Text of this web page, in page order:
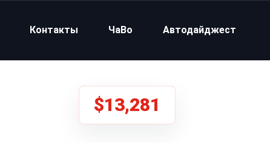
Контакты ЧаВо Автодайджест
$13,281